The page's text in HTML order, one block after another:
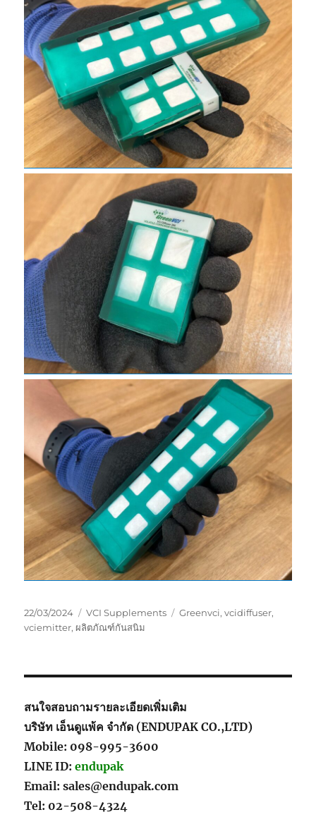
Posted
on
22/03/2024 Categories
VCI Supplements Tags
Greenvci,vcidiffuser,
vciemitter, ผลิตภัณฑ์กันสนิม
สนใจสอบถามรายละเอียดเพิ่มเติม
บริษัท เอ็นดูแพ้ค จำกัด (ENDUPAK CO.,LTD)
Mobile: 098-995-3600
LINE ID:endupak
Email: sales@endupak.com
Tel: 02-508-4324